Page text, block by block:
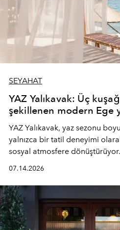
SEYAHAT
YAZ Yalıkavak: Üç
şekillenen modern Ege
YAZ Yalıkavak, yaz sezonu
yalnızca bir tatil deneyimi
sosyal atmosfere
mutfağını modern
tematik gastronomi geceleri
Paylaşıma, lezzete ve müziğe
akşamlar, YAZ’ın sade lüks
07.14.2026